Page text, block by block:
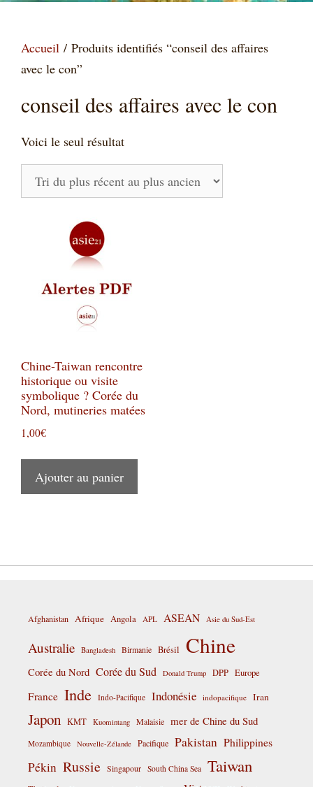
Accueil / Produits identifiés “conseil des affaires
avec le con”
conseil des affaires avec le con
Voici le seul résultat
Chine-Taiwan rencontre
historique ou visite
symbolique ? Corée du
Nord, mutineries matées
1,00€
Ajouter au panier
Afghanistan Afrique Angola APL ASEAN Asie du Sud-Est
Australie Bangladesh Birmanie Brésil Chine
Corée du Nord Corée du Sud Donald Trump DPP Europe
France Inde Indo-Pacifique Indonésie indopacifique Iran
Japon KMT Kuomintang Malaisie mer de Chine du Sud
Mozambique Nouvelle-Zélande Pacifique Pakistan Philippines
Pékin Russie Singapour South China Sea Taiwan